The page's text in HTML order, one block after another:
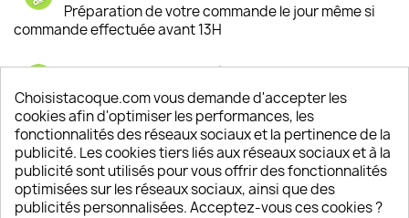
Préparation de votre commande le jour même si
commande effectuée avant 13H
Satisfaction de nos clients
Depuis 2009, entre 92% et 94% de nos clients
sont satisfaits de nos produits
Un SAV à votre écoute
Notre SAV est disponible 6/7J de 10h à 18H
Choisistacoque.com vous demande d'accepter les
cookies afin d'optimiser les performances, les
fonctionnalités des réseaux sociaux et la pertinence de la
publicité. Les cookies tiers liés aux réseaux sociaux et à la
publicité sont utilisés pour vous offrir des fonctionnalités
optimisées sur les réseaux sociaux, ainsi que des
publicités personnalisées. Acceptez-vous ces cookies ?